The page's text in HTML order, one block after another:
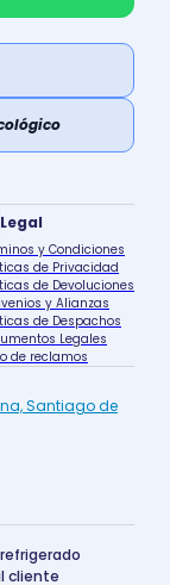
Legal
y Condiciones
de Privacidad
de Devoluciones
y Alianzas
de Despachos
Legales
de reclamos
Santiago de
cliente